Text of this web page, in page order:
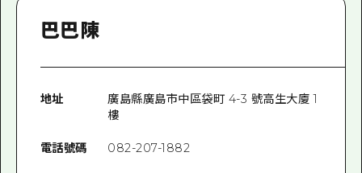
巴巴陳
地址
廣島縣廣島市中區袋町 4-3 號高生大廈 1
樓
電話號碼 082-207-1882